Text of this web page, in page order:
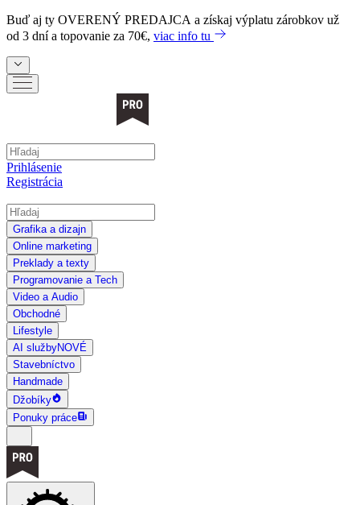
Buď aj ty OVERENÝ PREDAJCA a získaj výplatu zárobkov už
od 3 dní a topovanie za 70€, viac info tu
Prihlásenie
Registrácia
Grafika a dizajn
Online marketing
Preklady a texty
Programovanie a Tech
Video a Audio
Obchodné
Lifestyle
AI službyNOVÉ
Stavebníctvo
Handmade
Džobíky
Ponuky práce